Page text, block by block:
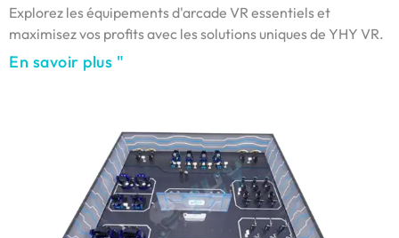
Explorez les équipements d'arcade VR essentiels et
maximisez vos profits avec les solutions uniques de YHY VR.
En savoir plus "